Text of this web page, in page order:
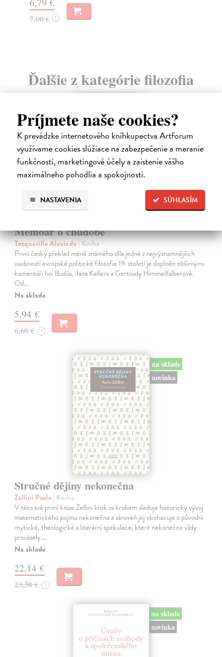
Príjmete naše cookies?
K prevádzke internetového kníhkupectva Artforum
využívame cookies slúžiace na zabezpečenie a meranie
funkčnosti, marketingové účely a zaistenie vášho
maximálneho pohodlia a spokojnosti.
SÚHLASÍM
NASTAVENIA
7,00 € ?
Ďalšie z kategórie filozofia
novinka
Memoár o chudobě
Tocqueville Alexis de| Kniha
První český překlad méně známého díla jedné z nejvýznamnějších
osobností evropské politické filosofie 19. století je doplněn obšírnými
komentáři Ivo Budila, Jana Kellera a Gertrudy Himmelfalberové.
Od…
Na sklade
5,94 €
6,60 € ?
na sklade
novinka
Stručné dějiny nekonečna
Zellini Paolo| Kniha
V této své první knize Zellini krok za krokem sleduje historický vývoj
matematického pojmu nekonečna a zároveň jej obohacuje o původní
mytické, theologické a literární spekulace, které nekonečno vždy
provázely.…
Na sklade
22,14 €
23,30 € ?
na sklade
novinka